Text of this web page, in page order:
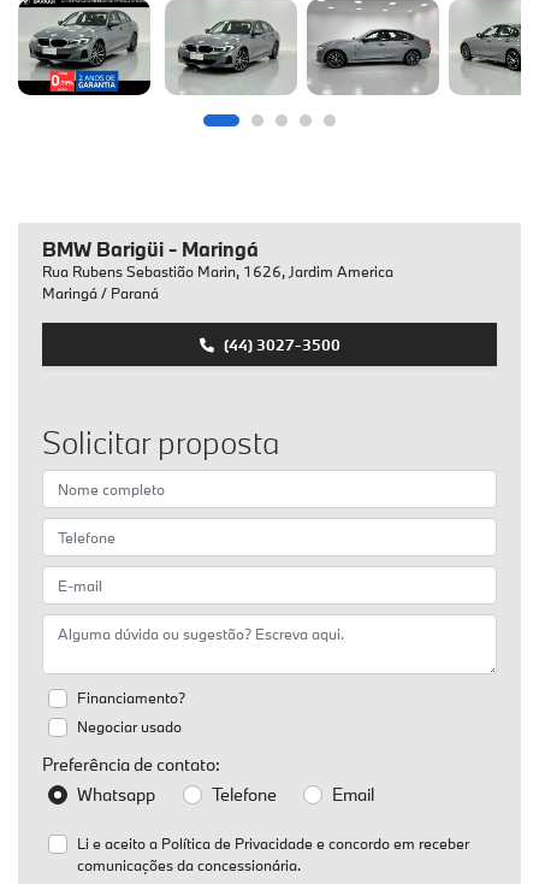
BMW Barigüi - Maringá
Rua Rubens Sebastião Marin, 1626, Jardim America
Maringá / Paraná
(44) 3027-3500
Solicitar proposta
Financiamento?
Negociar usado
Preferência de contato:
Whatsapp
Telefone Email
Li e aceito a Política de Privacidadee concordo em receber
comunicações da concessionária.